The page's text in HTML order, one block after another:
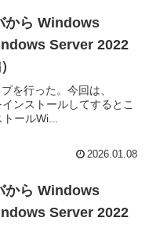
から Windows
Server 2022
を行った。今回は、
ンストールしてするとこ
ールWi...
2026.01.08
から Windows
Server 2022